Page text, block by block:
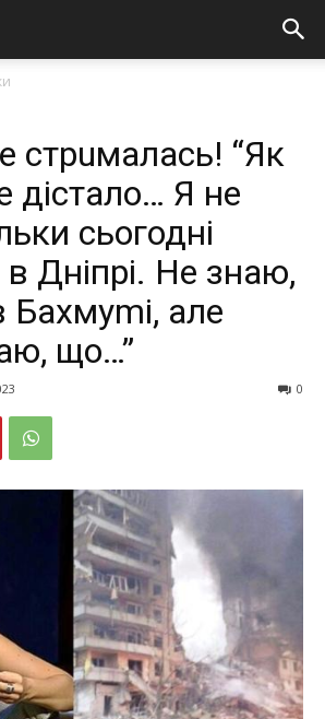
cтpuмалась! “Як
дістало… Я не
сьогодні
в Дніпрі. Не знаю,
Бахмуmі, але
що…”
0